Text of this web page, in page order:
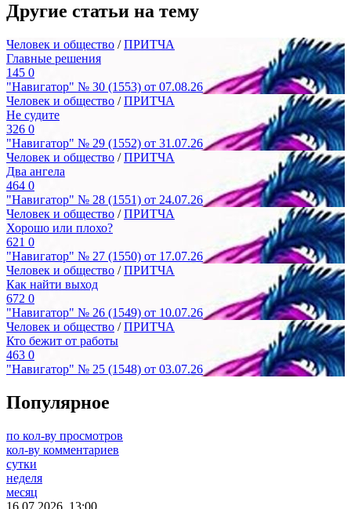
Другие статьи на тему
Человек и общество /ПРИТЧА
Главные решения
145 0
"Навигатор" № 30 (1553) от 07.08.26
Человек и общество /ПРИТЧА
Не судите
326 0
"Навигатор" № 29 (1552) от 31.07.26
Человек и общество /ПРИТЧА
Два ангела
464 0
"Навигатор" № 28 (1551) от 24.07.26
Человек и общество /ПРИТЧА
Хорошо или плохо?
621 0
"Навигатор" № 27 (1550) от 17.07.26
Человек и общество /ПРИТЧА
Как найти выход
672 0
"Навигатор" № 26 (1549) от 10.07.26
Человек и общество /ПРИТЧА
Кто бежит от работы
463 0
"Навигатор" № 25 (1548) от 03.07.26
Популярное
по кол-ву просмотров
кол-ву комментариев
сутки
неделя
месяц
16.07.2026, 13:00